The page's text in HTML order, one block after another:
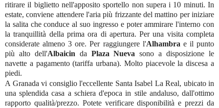
ritirare il biglietto nell'apposito sportello non supera i 10 minuti. In
estate, conviene attendere l'aria più frizzante del mattino per iniziare
la salita che conduce al suo ingresso e poter ammirare l'interno con
la tranquillità della prima ora di apertura. Per una visita completa
considerate almeno 3 ore. Per raggiungere l'Alhambra e il punto
più alto dell'Albaicin da Plaza Nueva sono a disposizione le
navette a pagamento (tariffa urbana). Molto piacevole la discesa a
piedi.
A Granada vi consiglio l'eccellente Santa Isabel La Real, ubicato in
una splendida casa a schiera d'epoca in stile andaluso, dall'ottimo
rapporto qualità/prezzo. Potete verificare disponibilità e prezzi da